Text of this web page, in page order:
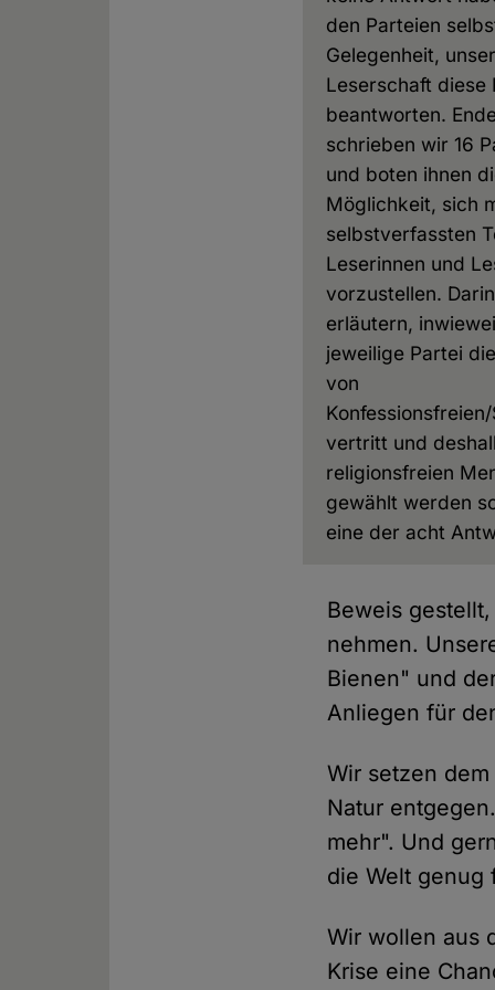
den Parteien
Gelegenheit,
Leserschaft diese
beantworten.
schrieben wir 16
und boten ihnen
Möglichkeit, sich
selbstverfassten
Leserinnen und
vorzustellen.
erläutern,
jeweilige Partei
von
vertritt und
religionsfreien
gewählt werden
eine der acht
Beweis
nehmen.
Bienen" und
Anliegen für
Wir setzen
Natur
mehr". Und
die Welt genug
Wir wollen aus
Krise eine